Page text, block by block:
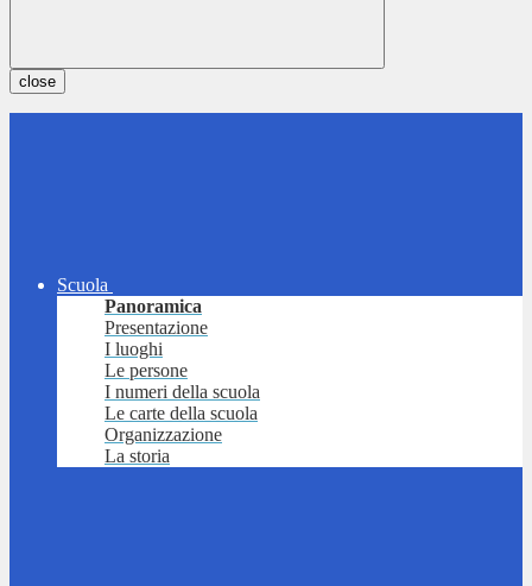
close
Scuola
Panoramica
Presentazione
I luoghi
Le persone
I numeri della scuola
Le carte della scuola
Organizzazione
La storia